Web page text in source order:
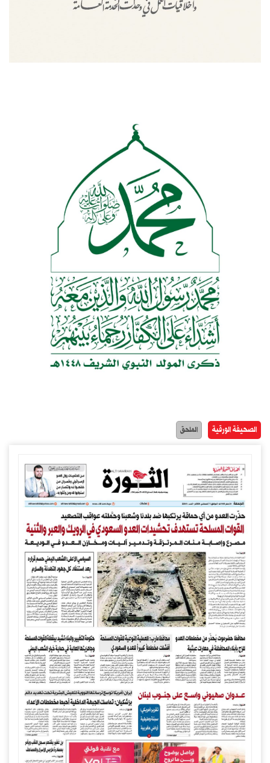
الصحيفة الورقية الملحق